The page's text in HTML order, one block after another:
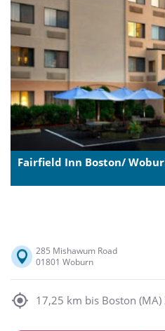
Fairfield Inn Boston/
285 Mishawum Road
01801 Woburn
17,25 km bis Boston